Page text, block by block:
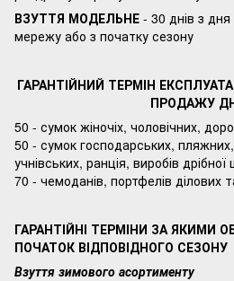
ВЗУТТЯ МОДЕЛЬНЕ - 30 днів з
мережу або з початку сезону
ГАРАНТІЙНИЙ ТЕРМІН
ПРОДАЖУ
50 - сумок жіночіх, чоловічних,
50 - сумок господарських,
учнівських, ранція, виробів дрібної
70 - чемоданів, портфелів ділових
ГАРАНТІЙНІ ТЕРМІНИ ЗА ЯКИМИ
ПОЧАТОК ВІДПОВІДНОГО СЕЗОНУ
Взуття зимового асортименту